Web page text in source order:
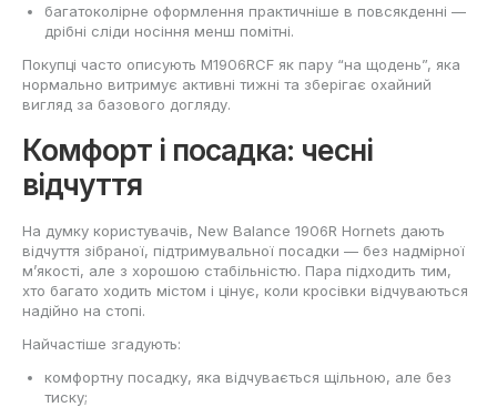
багатоколірне оформлення практичніше в повсякденні —
дрібні сліди носіння менш помітні.
Покупці часто описують M1906RCF як пару “на щодень”, яка
нормально витримує активні тижні та зберігає охайний
вигляд за базового догляду.
Комфорт і посадка: чесні
відчуття
На думку користувачів, New Balance 1906R Hornets дають
відчуття зібраної, підтримувальної посадки — без надмірної
м’якості, але з хорошою стабільністю. Пара підходить тим,
хто багато ходить містом і цінує, коли кросівки відчуваються
надійно на стопі.
Найчастіше згадують:
комфортну посадку, яка відчувається щільною, але без
тиску;